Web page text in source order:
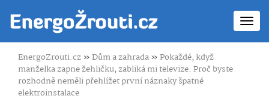
EnergoZrouti.cz»Dům a zahrada»Pokaždé, když
manželka zapne žehličku, zabliká mi televize. Proč byste
rozhodně neměli přehlížet první náznaky špatné
elektroinstalace